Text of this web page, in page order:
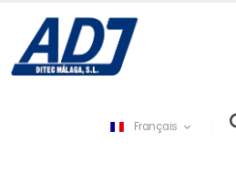
Français